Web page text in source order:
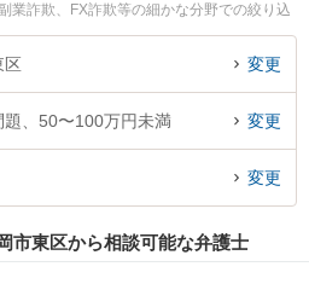
業詐欺、FX詐欺等の細かな分野での絞り込
事務所の石松 信行弁護士や箱崎法律事務所
務所の牟田口 裕史弁護士のプロフィール情
のトラブル解決の実績豊富な近くの弁護士
〜100万円未満の詐欺被害を法律相談でき
したい』などでお困りの相談者さんにおす
区 変更
、50〜100万円未満 変更
変更
市東区から相談可能な弁護士